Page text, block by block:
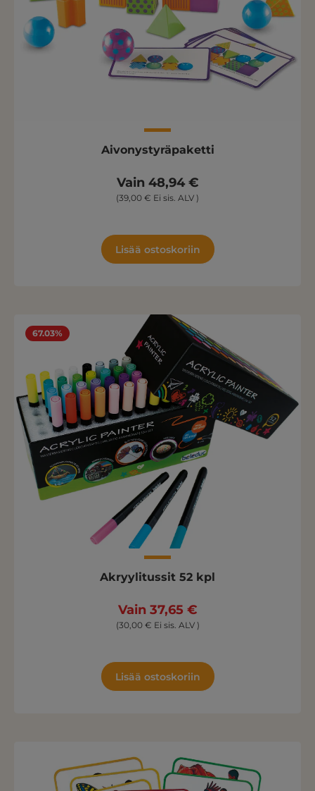
Aivonystyräpaketti
Vain 48,94 €
(39,00 € Ei sis. ALV )
Lisää ostoskoriin
67.03%
Akryylitussit 52 kpl
Vain 37,65 €
(30,00 € Ei sis. ALV )
Lisää ostoskoriin